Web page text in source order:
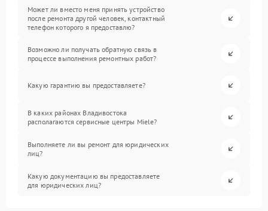
Может ли вместо меня принять устройство
после ремонта другой человек, контактный
телефон которого я предоставлю?
Возможно ли получать обратную связь в
процессе выполнения ремонтных работ?
Какую гарантию вы предоставляете?
В каких районах Владивостока
располагаются сервисные центры Miele?
Выполняете ли вы ремонт для юридических
лиц?
Какую документацию вы предоставляете
для юридических лиц?